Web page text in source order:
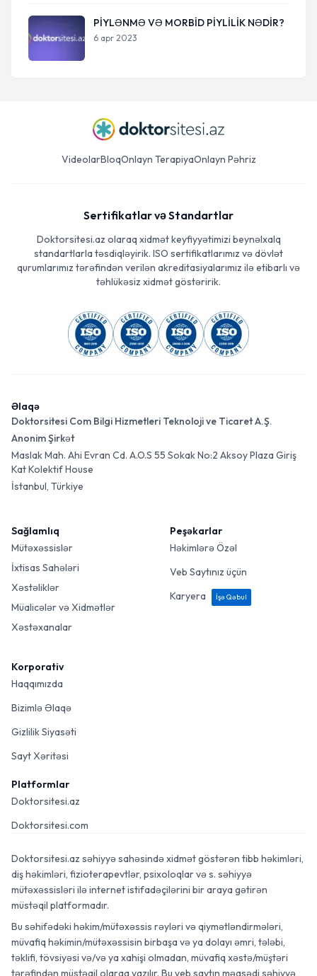
PİYLƏNMƏ VƏ MORBİD PİYLİLİK NƏDİR?
6 apr 2023
VideolarBloqOnlayn TerapiyaOnlayn Pəhriz
Sertifikatlar və Standartlar
Doktorsitesi.az olaraq xidmət keyfiyyətimizi beynəlxalq
standartlarla təsdiqləyirik. ISO sertifikatlarımız və dövlət
qurumlarımız tərəfindən verilən akreditasiyalarımız ilə etibarlı və
təhlükəsiz xidmət göstəririk.
Əlaqə
Doktorsitesi Com Bilgi Hizmetleri Teknoloji ve Ticaret A.Ş.
Anonim Şirkət
Maslak Mah. Ahi Evran Cd. A.O.S 55 Sokak No:2 Aksoy Plaza Giriş
Kat Kolektif House
İstanbul, Türkiye
Sağlamlıq
Mütəxəssislər
İxtisas Sahələri
Xəstəliklər
Müalicələr və Xidmətlər
Xəstəxanalar
Peşəkarlar
Həkimlərə Özəl
Veb Saytınız üçün
Karyera
İşə Qəbul
Korporativ
Haqqımızda
Bizimlə Əlaqə
Gizlilik Siyasəti
Sayt Xəritəsi
Platformlar
Doktorsitesi.az
Doktorsitesi.com
Doktorsitesi.az səhiyyə sahəsində xidmət göstərən tibb həkimləri,
diş həkimləri, fizioterapevtlər, psixoloqlar və s. səhiyyə
mütəxəssisləri ilə internet istifadəçilərini bir araya gətirən
müstəqil platformadır.
Bu səhifədəki həkim/mütəxəssis rəyləri və qiymətləndirmələri,
müvafiq həkimin/mütəxəssisin birbaşa və ya dolayı əmri, tələbi,
təklifi, tövsiyəsi və/və ya xahişi olmadan, müvafiq xəstə/müştəri
tərəfindən müstəqil olaraq yazılır. Bu veb saytın məqsədi səhiyyə